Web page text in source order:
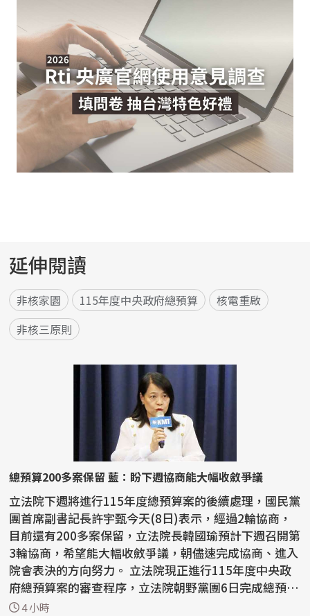
延伸閱讀
非核家園 115年度中央政府總預算
核電重啟
非核三原則
總預算200多案保留 藍：盼下週協商能大幅收斂爭議
立法院下週將進行115年度總預算案的後續處理，國民黨
團首席副書記長許宇甄今天(8日)表示，經過2輪協商，
目前還有200多案保留，立法院長韓國瑜預計下週召開第
3輪協商，希望能大幅收斂爭議，朝儘速完成協商、進入
院會表決的方向努力。 立法院現正進行115年度中央政
府總預算案的審查程序，立法院朝野黨團6日完成總預算
案...4 小時